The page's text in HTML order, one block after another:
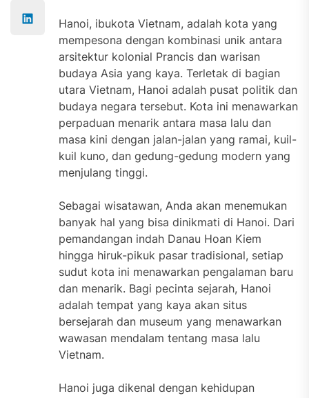
Hanoi, ibukota Vietnam, adalah kota yang
mempesona dengan kombinasi unik antara
arsitektur kolonial Prancis dan warisan
budaya Asia yang kaya. Terletak di bagian
utara Vietnam, Hanoi adalah pusat politik dan
budaya negara tersebut. Kota ini menawarkan
perpaduan menarik antara masa lalu dan
masa kini dengan jalan-jalan yang ramai, kuil-
kuil kuno, dan gedung-gedung modern yang
menjulang tinggi.
Sebagai wisatawan, Anda akan menemukan
banyak hal yang bisa dinikmati di Hanoi. Dari
pemandangan indah Danau Hoan Kiem
hingga hiruk-pikuk pasar tradisional, setiap
sudut kota ini menawarkan pengalaman baru
dan menarik. Bagi pecinta sejarah, Hanoi
adalah tempat yang kaya akan situs
bersejarah dan museum yang menawarkan
wawasan mendalam tentang masa lalu
Vietnam.
Hanoi juga dikenal dengan kehidupan